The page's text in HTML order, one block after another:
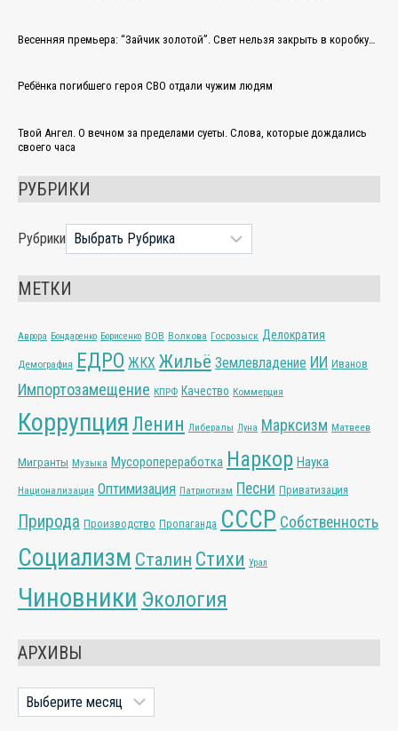
Весенняя премьера: “Зайчик золотой”. Свет нельзя закрыть в коробку…
Ребёнка погибшего героя СВО отдали чужим людям
Твой Ангел. О вечном за пределами суеты. Слова, которые дождались
своего часа
РУБРИКИ
Рубрики
МЕТКИ
Аврора Бондаренко Борисенко ВОВ Волкова Госрозыск Делократия
Демография ЕДРО ЖКХ Жильё Землевладение ИИ Иванов
Импортозамещение КПРФ Качество Коммерция
Коррупция Ленин Либералы Луна Марксизм Матвеев
Мигранты Музыка Мусоропереработка Наркор Наука
Национализация Оптимизация Патриотизм Песни Приватизация
Природа Производство Пропаганда СССР Собственность
Социализм Сталин Стихи Урал
Чиновники Экология
АРХИВЫ
Архивы